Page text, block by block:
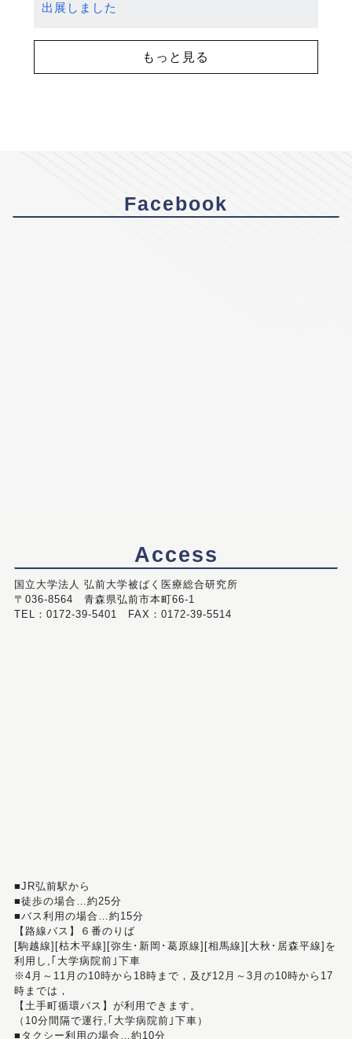
出展しました
もっと見る
Facebook
Access
国立大学法人 弘前大学被ばく医療総合研究所
〒036-8564 青森県弘前市本町66-1
TEL：0172-39-5401 FAX：0172-39-5514
■JR弘前駅から
■徒歩の場合…約25分
■バス利用の場合…約15分
【路線バス】６番のりば
[駒越線][枯木平線][弥生･新岡･葛原線][相馬線][大秋･居森平線]を
利用し,｢大学病院前｣下車
※4月～11月の10時から18時まで，及び12月～3月の10時から17
時までは，
【土手町循環バス】が利用できます。
（10分間隔で運行,｢大学病院前｣下車）
■タクシー利用の場合…約10分